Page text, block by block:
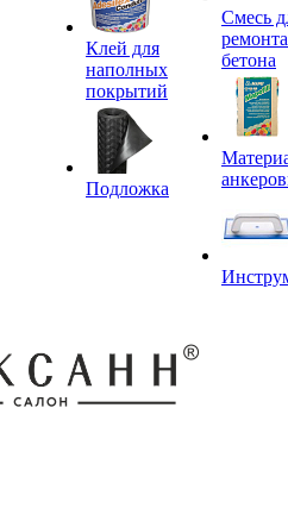
Клей для
наполных
покрытий
Подложка
Смесь
ремонта
бетона